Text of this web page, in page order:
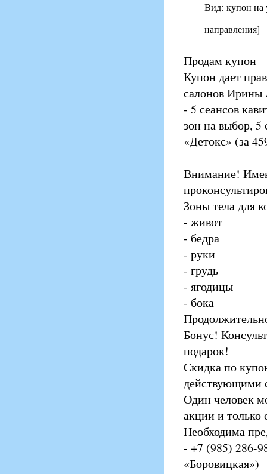
Вид: купон
направления]
Продам купон
Купон дает
салонов Ирины
- 5 сеансов
зон на выбор, 5
«Детокс» (за
Внимание!
Зоны тела для
- живот
- бедра
- руки
- грудь
- ягодицы
- бока
Бонус!
подарок!
Скидка по
действующими
Один человек
акции и только
Необходима
- +7 (985) 286-
«Боровицкая»)